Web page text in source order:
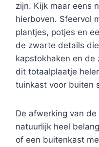
zijn. Kijk maar eens
hierboven. Sfeervol
plantjes, potjes en
de zwarte details
kapstokhaken en de
dit totaalplaatje
tuinkast voor buiten
De afwerking van
natuurlijk heel
of een buitenkast